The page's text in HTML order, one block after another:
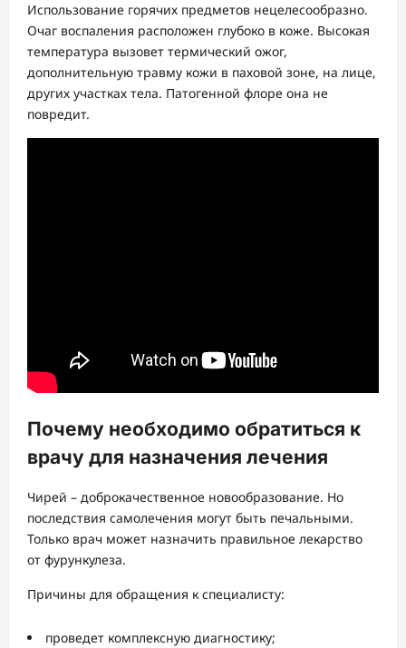
Использование горячих предметов нецелесообразно.
Очаг воспаления расположен глубоко в коже. Высокая
температура вызовет термический ожог,
дополнительную травму кожи в паховой зоне, на лице,
других участках тела. Патогенной флоре она не
повредит.
Почему необходимо обратиться к
врачу для назначения лечения
Чирей – доброкачественное новообразование. Но
последствия самолечения могут быть печальными.
Только врач может назначить правильное лекарство
от фурункулеза.
Причины для обращения к специалисту:
проведет комплексную диагностику;